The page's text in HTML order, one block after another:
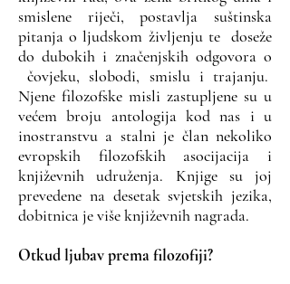
smislene riječi, postavlja suštinska
pitanja o ljudskom življenju te doseže
do dubokih i značenjskih odgovora o
čovjeku, slobodi, smislu i trajanju.
Njene filozofske misli zastupljene su u
većem broju antologija kod nas i u
inostranstvu a stalni je član nekoliko
evropskih filozofskih asocijacija i
književnih udruženja. Knjige su joj
prevedene na desetak svjetskih jezika,
dobitnica je više književnih nagrada.
Otkud ljubav prema filozofiji?